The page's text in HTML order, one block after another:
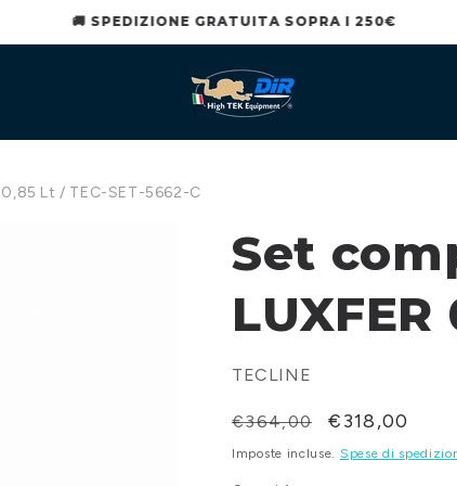
RICAMBI EROGATORI E KIT REVISIONE DISPONIBILI 🔧
Lt / TEC-SET-5662-C
Set
TECLINE
Prezzo
di
listino
€364,00
Prezzo
scontato
€318,00
Imposte incluse. Spese di